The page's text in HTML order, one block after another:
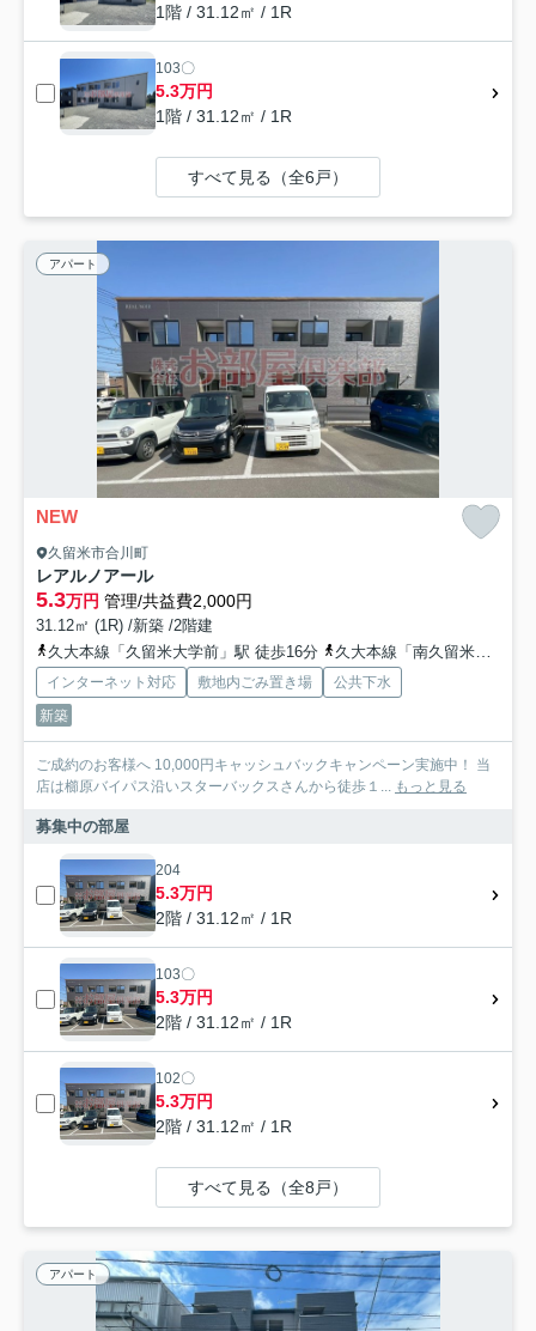
1階 / 31.12㎡ / 1R
103〇
5.3万円
1階 / 31.12㎡ / 1R
すべて見る（全6戸）
アパート
NEW
久留米市合川町
レアルノアール
5.3万円 管理/共益費2,000円
31.12㎡ (1R) /新築 /2階建
久大本線「久留米大学前」駅 徒歩16分
久大本線「南久留米」駅 徒歩18分
インターネット対応 敷地内ごみ置き場
公共下水
新築
ご成約のお客様へ 10,000円キャッシュバックキャンペーン実施中！ 当
店は櫛原バイパス沿いスターバックスさんから徒歩１... もっと見る
募集中の部屋
204
5.3万円
2階 / 31.12㎡ / 1R
103〇
5.3万円
2階 / 31.12㎡ / 1R
102〇
5.3万円
2階 / 31.12㎡ / 1R
すべて見る（全8戸）
アパート